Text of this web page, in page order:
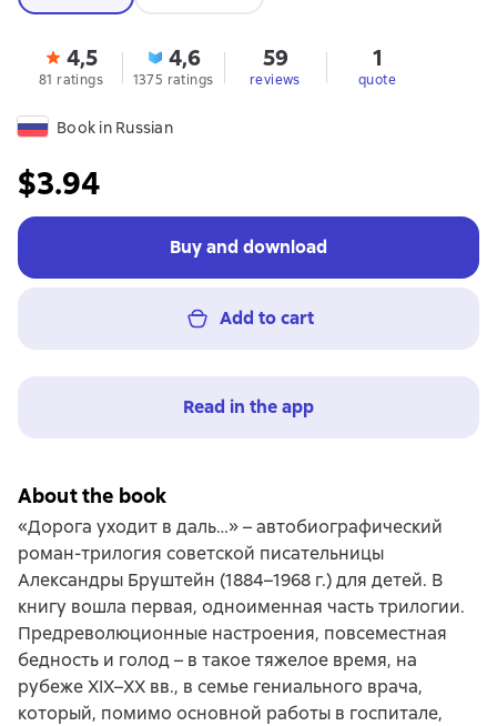
4,5
81 ratings
4,6
1375 ratings
59
reviews
1
quote
Book in Russian
$3.94
Buy and download
Add to cart
Read in the app
About the book
«Дорога уходит в даль…» – автобиографический
роман-трилогия советской писательницы
Александры Бруштейн (1884–1968 г.) для детей. В
книгу вошла первая, одноименная часть трилогии.
Предреволюционные настроения, повсеместная
бедность и голод – в такое тяжелое время, на
рубеже XIX–XX вв., в семье гениального врача,
который, помимо основной работы в госпитале,